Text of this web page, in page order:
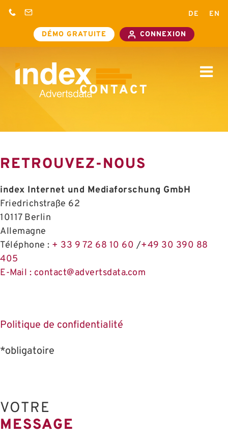
Passer
contenu
+33
+49 30
39088405
DE EN
DÉMO
GRATUITE
CONTACT
RETROUVEZ-NOUS
index Internet und Mediaforschung GmbH
Friedrichstraße 62
10117 Berlin
Allemagne
Téléphone : + 33 9 72 68 10 60 /+49 30 390 88
405
E-Mail : contact@advertsdata.com
Politique de confidentialité
*obligatoire
VOTRE
MESSAGE